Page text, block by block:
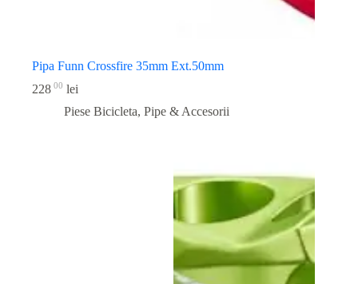
Pipa Funn Crossfire 35mm Ext.50mm
228 00 lei
Piese Bicicleta, Pipe & Accesorii